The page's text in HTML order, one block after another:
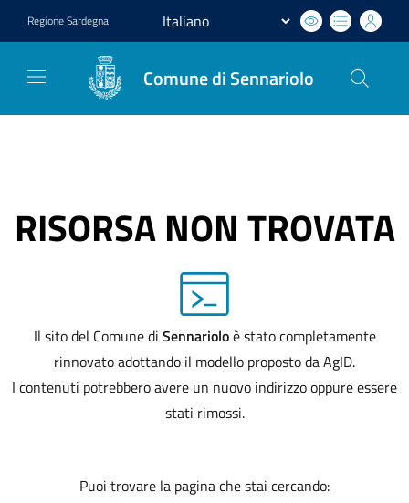
RegioneSardegna
Comune di Sennariolo
RISORSA NON TROVATA
Il sito del Comune di Sennarioloè stato completamente
rinnovato adottando il modello proposto da AgID.
I contenuti potrebbero avere un nuovo indirizzo oppure essere
stati rimossi.
Puoi trovare la pagina che stai cercando: